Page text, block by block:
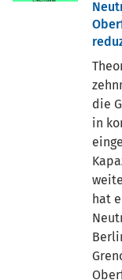
die
in
hat